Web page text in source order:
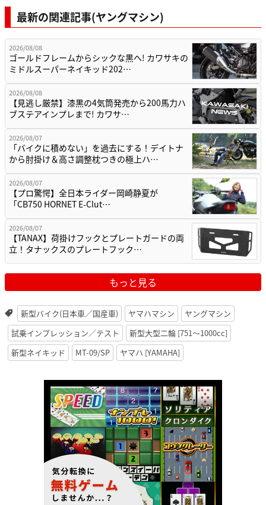
最新の関連記事(ヤングマシン)
2026/08/08
ゴールドフレームからシックな黒へ! カワサキの
ミドルスーパーネイキッド202…
2026/08/08
【見逃し厳禁】漆黒の4気筒発売から200馬力ハ
ブステアインプレまで! カワサ…
2026/08/07
「バイクに積めない」を過去にする！デイトナ
から肘掛け＆高さ調整枕つきの極上ハ…
2026/08/07
【プロ驚愕】全日本ライダー岡崎静夏が
「CB750 HORNET E-Clut…
2026/08/07
【TANAX】荷掛けフックとプレートガードの両
立！タナックスのプレートフック…
もっと見る
新型バイク(日本車／国産車) ヤマハマシン
ヤングマシン
試乗インプレッション／テスト
新型大型二輪 [751〜1000cc]
新型ネイキッド
MT-09/SP ヤマハ [YAMAHA]